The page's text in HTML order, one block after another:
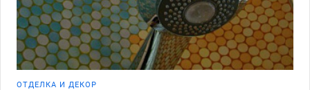
ОТДЕЛКА И ДЕКОР